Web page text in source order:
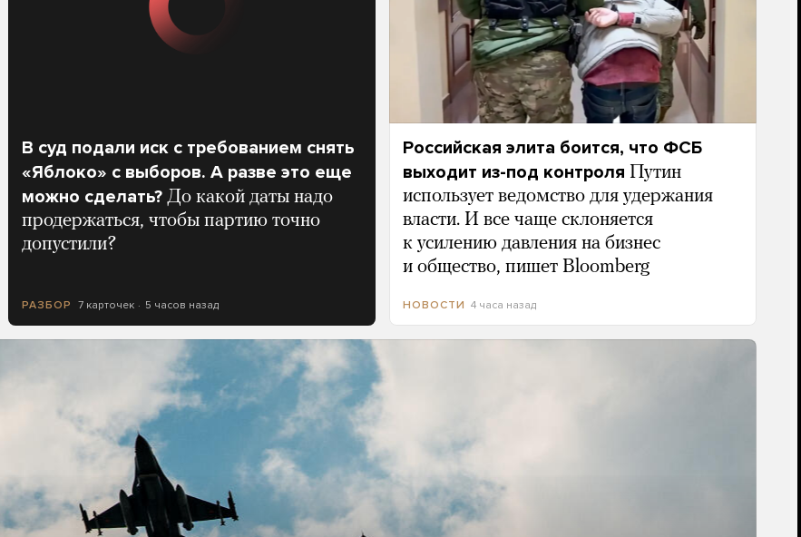
В суд подали иск с требованием снять
«Яблоко» с выборов. А разве это еще
можно сделать? До какой даты надо
продержаться, чтобы партию точно
допустили?
РАЗБОР 7 карточек 5 часов назад
Российская элита боится, что ФСБ
выходит из-под контроля Путин
использует ведомство для удержания
власти. И все чаще склоняется
к усилению давления на бизнес
и общество, пишет Bloomberg
НОВОСТИ 4 часа назад